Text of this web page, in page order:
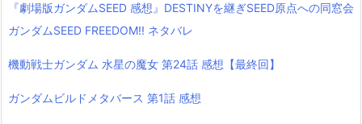
『劇場版ガンダムSEED 感想』DESTINYを継ぎSEED原点への同窓会
ガンダムSEED FREEDOM!! ネタバレ
機動戦士ガンダム 水星の魔女 第24話 感想【最終回】
ガンダムビルドメタバース 第1話 感想